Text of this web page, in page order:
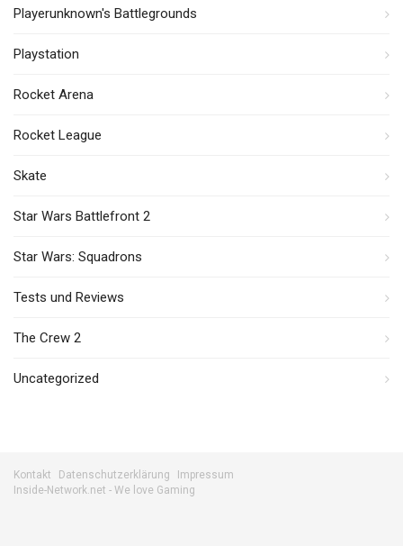
Playerunknown's Battlegrounds
Playstation
Rocket Arena
Rocket League
Skate
Star Wars Battlefront 2
Star Wars: Squadrons
Tests und Reviews
The Crew 2
Uncategorized
Kontakt Datenschutzerklärung
Impressum
Inside-Network.net - We love Gaming